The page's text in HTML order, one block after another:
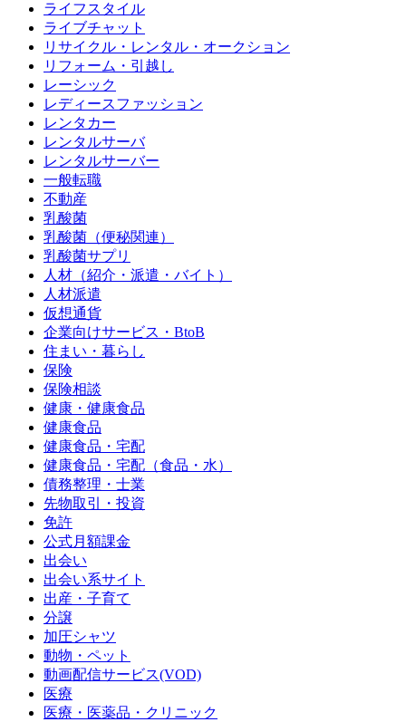
ライフスタイル
ライブチャット
リサイクル・レンタル・オークション
リフォーム・引越し
レーシック
レディースファッション
レンタカー
レンタルサーバ
レンタルサーバー
一般転職
不動産
乳酸菌
乳酸菌（便秘関連）
乳酸菌サプリ
人材（紹介・派遣・バイト）
人材派遣
仮想通貨
企業向けサービス・BtoB
住まい・暮らし
保険
保険相談
健康・健康食品
健康食品
健康食品・宅配
健康食品・宅配（食品・水）
債務整理・士業
先物取引・投資
免許
公式月額課金
出会い
出会い系サイト
出産・子育て
分譲
加圧シャツ
動物・ペット
動画配信サービス(VOD)
医療
医療・医薬品・クリニック